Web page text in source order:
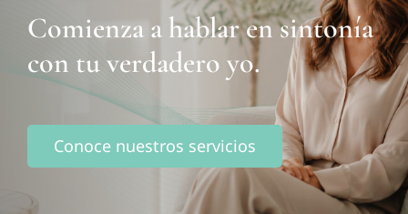
Comienza a hablar en sintonía
con tu verdadero yo.
Conoce nuestros servicios